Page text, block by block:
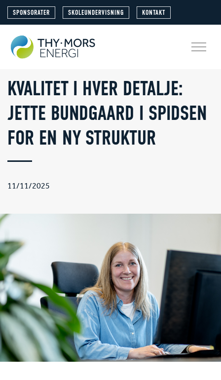
SPONSORATER SKOLEUNDERVISNING KONTAKT
KVALITET I HVER DETALJE:
JETTE BUNDGAARD I SPIDSEN
FOR EN NY STRUKTUR
11/11/2025